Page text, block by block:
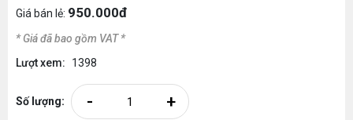
Giá bán lẻ: 950.000đ
* Giá đã bao gồm VAT *
Lượt xem:
1398
Số lượng: - +